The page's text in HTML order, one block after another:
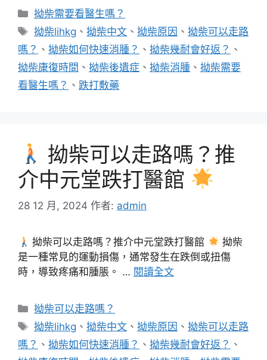
分
類
拗柴需要看醫生嗎？
標
籤
拗柴lihkg 、拗柴中文 、拗柴原因 、拗柴可以走路
嗎？ 、 拗柴如何快速消腫？ 、 拗柴幾耐會好返？ 、
拗柴康復時間 、 拗柴後遺症 、 拗柴消腫 、 拗柴需要
看醫生嗎？ 、 跌打敷藥
拗柴可以走路嗎？推
介中元堂跌打醫館
28 12 月, 2024 作者: admin
拗柴可以走路嗎？推介中元堂跌打醫館
拗柴
是一種常見的運動損傷，通常發生在跌倒或扭傷
時，導致疼痛和腫脹。 … 閱讀全文
分
類
拗柴可以走路嗎？
標
籤
拗柴lihkg 、拗柴中文 、拗柴原因 、拗柴可以走路
嗎？ 、 拗柴如何快速消腫？ 、 拗柴幾耐會好返？ 、